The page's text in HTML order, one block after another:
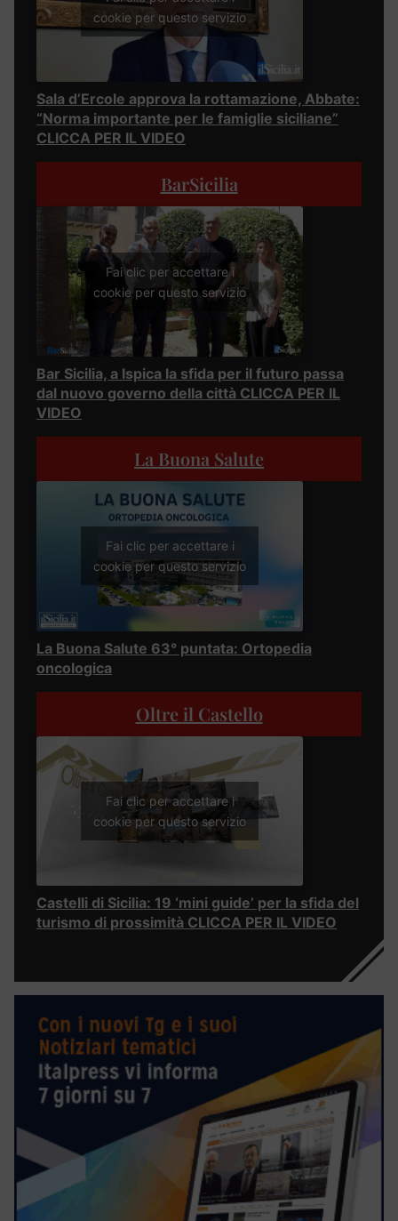
cookie per questo servizio
Sala d’Ercole approva la rottamazione, Abbate:
“Norma importante per le famiglie siciliane”
CLICCA PER IL VIDEO
BarSicilia
Fai clic per accettare i
cookie per questo servizio
Bar Sicilia, a Ispica la sfida per il futuro passa
dal nuovo governo della città CLICCA PER IL
VIDEO
La Buona Salute
Fai clic per accettare i
cookie per questo servizio
La Buona Salute 63° puntata: Ortopedia
oncologica
Oltre il Castello
Fai clic per accettare i
cookie per questo servizio
Castelli di Sicilia: 19 ‘mini guide’ per la sfida del
turismo di prossimità CLICCA PER IL VIDEO